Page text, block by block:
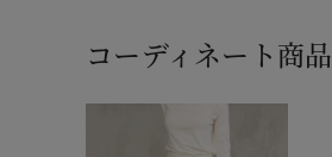
コーディネート商品